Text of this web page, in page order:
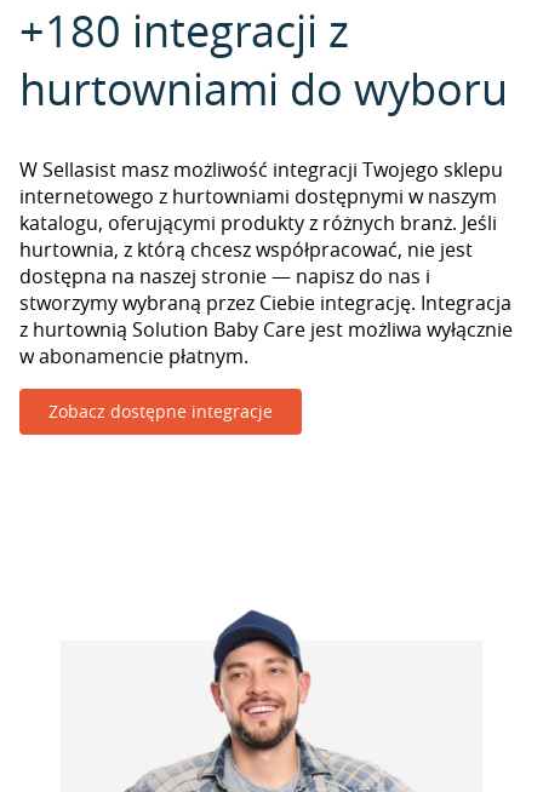
+180 integracji z
hurtowniami do wyboru
W Sellasist masz możliwość integracji Twojego sklepu
internetowego z hurtowniami dostępnymi w naszym
katalogu, oferującymi produkty z różnych branż. Jeśli
hurtownia, z którą chcesz współpracować, nie jest
dostępna na naszej stronie — napisz do nas i
stworzymy wybraną przez Ciebie integrację. Integracja
z hurtownią Solution Baby Care jest możliwa wyłącznie
w abonamencie płatnym.
Zobacz dostępne integracje